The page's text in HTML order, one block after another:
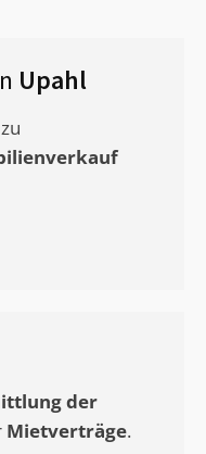
Upahl
der
Mietverträge.